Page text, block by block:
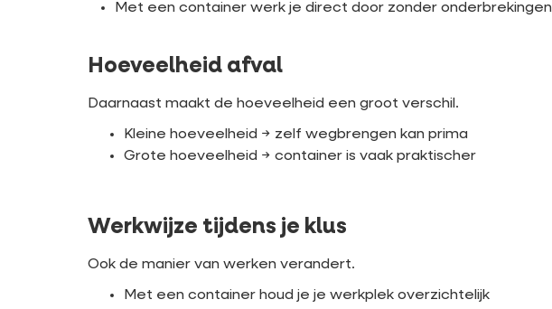
Met een container werk je direct door zonder onderbrekingen
Hoeveelheid afval
Daarnaast maakt de hoeveelheid een groot verschil.
Kleine hoeveelheid → zelf wegbrengen kan prima
Grote hoeveelheid → container is vaak praktischer
Werkwijze tijdens je klus
Ook de manier van werken verandert.
Met een container houd je je werkplek overzichtelijk